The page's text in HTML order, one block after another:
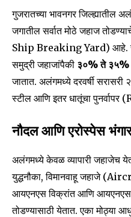
Join our
SUBSCRIBERS
conversation.
गुजरातच्या भावनगर
जगातील सर्वात मोठे जहाज
Ship Breaking Yard) आहे.
समुद्री जहाजांपैकी ३०% ते ३५%
जातात. अलंगमध्ये दरवर्षी
स्टील आणि इतर धातूंचा
नौदल आणि एरोस्पेस
अलंगमध्ये केवळ व्यापारी जहाजेच
युद्धनौका, विमानवाहू जहाजे
आयएनएस विक्रांत आणि आयएनएस
तोडण्यासाठी येतात. एका मोठ्या